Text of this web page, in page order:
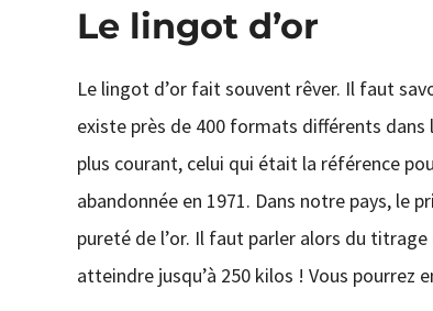
Le lingot d’or
Le lingot d’or fait souvent rêver. Il faut
existe près de 400 formats différents dans
plus courant, celui qui était la référence
abandonnée en 1971. Dans notre pays, le
pureté de l’or. Il faut parler alors du
atteindre jusqu’à 250 kilos ! Vous pourrez